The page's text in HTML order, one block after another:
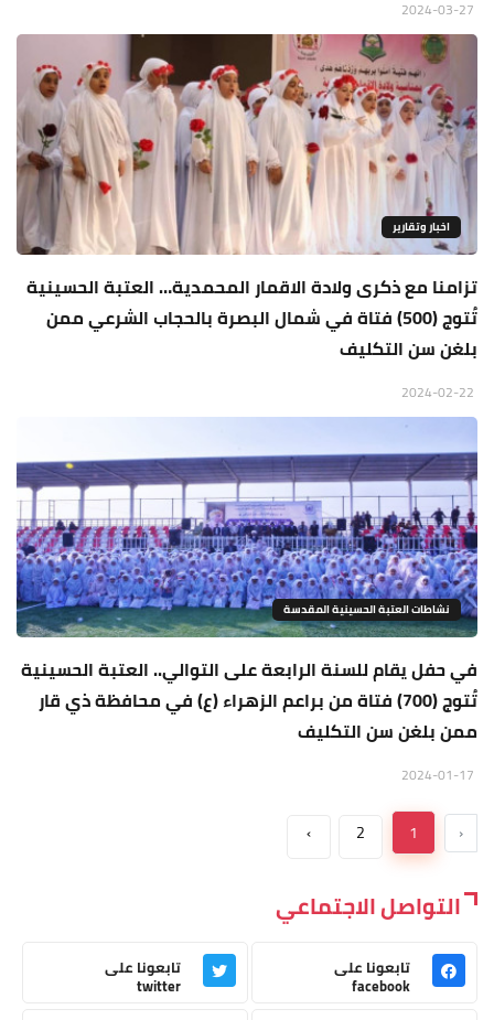
اخبار وتقارير
تزامنا مع ذكرى ولادة الاقمار المحمدية… العتبة الحسينية
تُتوج (500) فتاة في شمال البصرة بالحجاب الشرعي ممن
بلغن سن التكليف
نشاطات العتبة الحسينية المقدسة
في حفل يقام للسنة الرابعة على التوالي.. العتبة الحسينية
تُتوج (700) فتاة من براعم الزهراء (ع) في محافظة ذي قار
ممن بلغن سن التكليف
‹
1
2
›
التواصل الاجتماعي
تابعونا على
facebook
تابعونا على
twitter